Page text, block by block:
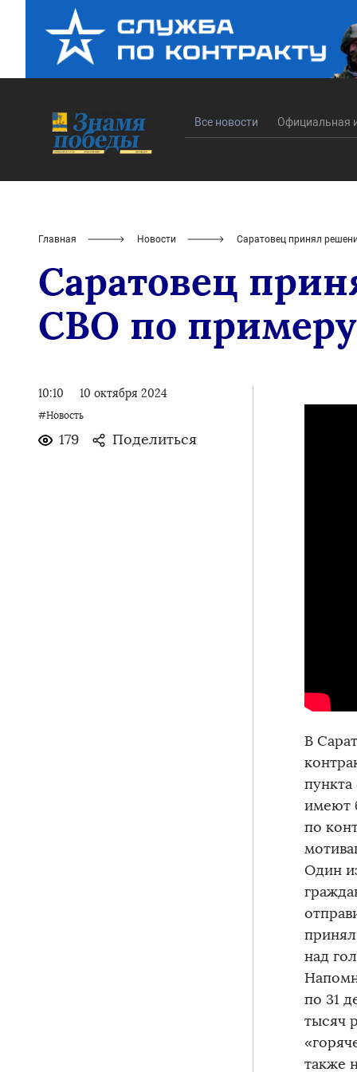
Все новости Официальная
Главная Новости Саратовец принял
Саратовец
СВО по
10:10 10 октября 2024
#Новость
179 Поделиться
В
имеют
по
Один
над
по 31
тысяч
также